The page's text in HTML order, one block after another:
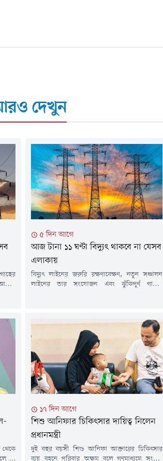
দেখুন
সময়
৫ দিন আগে
আজ টানা ১১ ঘণ্টা বিদ্যুৎ থাকবে না যেসব
এলাকায়
বিদ্যুৎ লাইনের জরুরি রক্ষণাবেক্ষণ, নতুন সঞ্চালন
লাইনের তার সংযোজন এবং ঝুঁকিপূর্ণ গাছের
জানিয়েছে সংশ্লিষ্ট বিদ্যুৎ কর্তৃপক্ষ।নাটোর পল্লী বিদ্যুৎ
সমিতি-২ জানিয়েছে, বড়াইগ্রাম-১ (বনপাড়া)
উপকেন্দ্রের ৭ নম্বর ফিডারের আওতায় নতুন...
ও
১৭ দিন আগে
শিশু আনিফার চিকিৎসার দায়িত্ব নিলেন
প্রধানমন্ত্রী
দুই বছর বয়সী শিশু আনিফা আক্তারের চিকিৎসার
ব্যয় বহনে পরিবার অক্ষম বলে গণমাধ্যমে সংবাদ